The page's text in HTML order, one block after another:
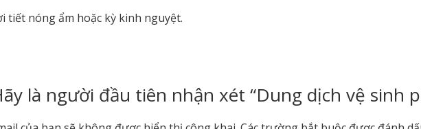
tiết nóngẩm hoặc kỳ kinh nguyệt.
là người đầu tiên nhận xét “Dung dịch vệ sinh